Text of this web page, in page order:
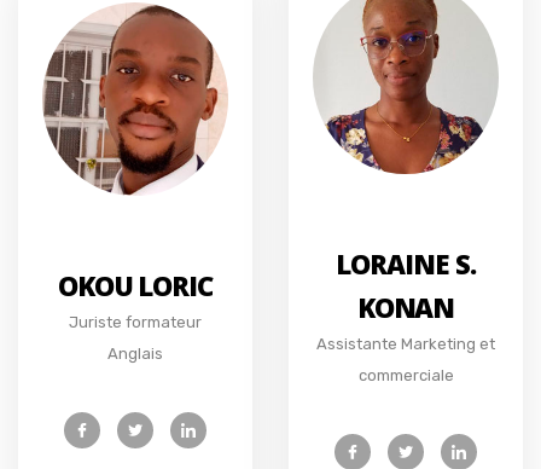
OKOU LORIC
Juriste formateur
Anglais
LORAINE S.
KONAN
Assistante Marketing et
commerciale